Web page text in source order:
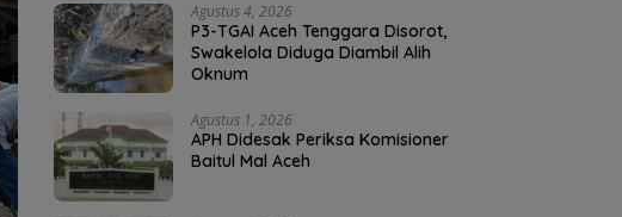
Agustus 4, 2026
P3-TGAI Aceh Tenggara Disorot,
Swakelola Diduga Diambil Alih
Oknum
Agustus 1, 2026
APH Didesak Periksa Komisioner
Baitul Mal Aceh